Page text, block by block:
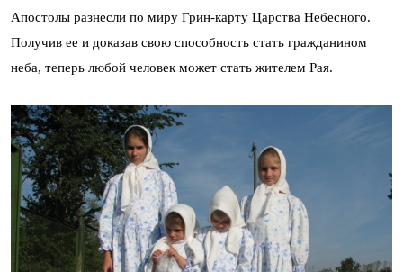
Апостолы разнесли по миру Грин-карту Царства Небесного.
Получив ее и доказав свою способность стать гражданином
неба, теперь любой человек может стать жителем Рая.